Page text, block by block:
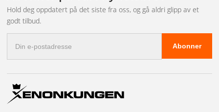
Design og anvendelse
plassere og integrere på siden av kjøretøyet. Kombinasjonen
av slitesterk konstruksjon, lavt strømforbruk og lang levetid
gjør dette til et trygt valg for både kommersiell og privat
Produktet leveres med 5 års garanti for ekstra trygghet.
Hold deg oppdatert på det siste fra oss, og gå aldri glipp av et
godt tilbud.
postadresse
Abonner